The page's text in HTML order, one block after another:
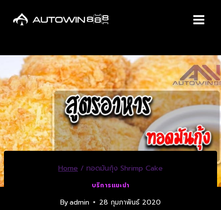
Home / ทอดมันกุ้ง Shrimp Cake
บริการแนะนำ
Byadmin 28 กุมภาพันธ์ 2020